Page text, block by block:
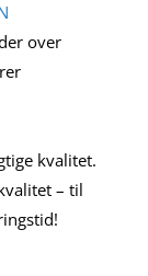
over
kvalitet.
– til